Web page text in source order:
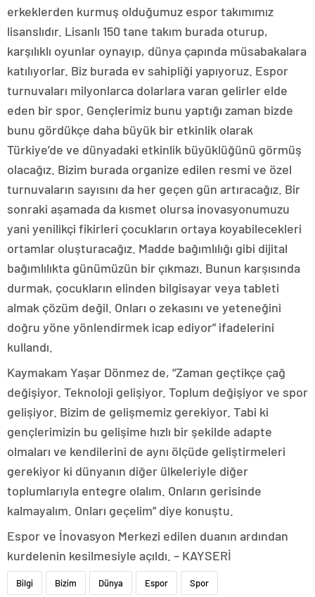
erkeklerden kurmuş olduğumuz espor takımımız
lisanslıdır. Lisanlı 150 tane takım burada oturup,
karşılıklı oyunlar oynayıp, dünya çapında müsabakalara
katılıyorlar. Biz burada ev sahipliği yapıyoruz. Espor
turnuvaları milyonlarca dolarlara varan gelirler elde
eden bir spor. Gençlerimiz bunu yaptığı zaman bizde
bunu gördükçe daha büyük bir etkinlik olarak
Türkiye’de ve dünyadaki etkinlik büyüklüğünü görmüş
olacağız. Bizim burada organize edilen resmi ve özel
turnuvaların sayısını da her geçen gün artıracağız. Bir
sonraki aşamada da kısmet olursa inovasyonumuzu
yani yenilikçi fikirleri çocukların ortaya koyabilecekleri
ortamlar oluşturacağız. Madde bağımlılığı gibi dijital
bağımlılıkta günümüzün bir çıkmazı. Bunun karşısında
durmak, çocukların elinden bilgisayar veya tableti
almak çözüm değil. Onları o zekasını ve yeteneğini
doğru yöne yönlendirmek icap ediyor” ifadelerini
kullandı.
Kaymakam Yaşar Dönmez de, “Zaman geçtikçe çağ
değişiyor. Teknoloji gelişiyor. Toplum değişiyor ve spor
gelişiyor. Bizim de gelişmemiz gerekiyor. Tabi ki
gençlerimizin bu gelişime hızlı bir şekilde adapte
olmaları ve kendilerini de aynı ölçüde geliştirmeleri
gerekiyor ki dünyanın diğer ülkeleriyle diğer
toplumlarıyla entegre olalım. Onların gerisinde
kalmayalım. Onları geçelim” diye konuştu.
Espor ve İnovasyon Merkezi edilen duanın ardından
kurdelenin kesilmesiyle açıldı. – KAYSERİ
Bilgi Bizim Dünya Espor Spor